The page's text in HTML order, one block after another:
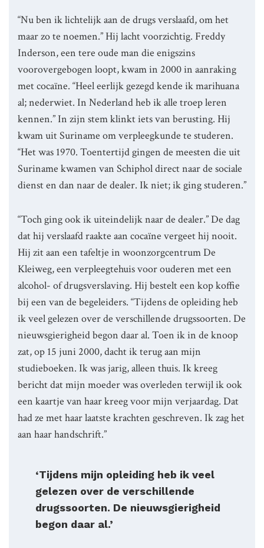
“Nu ben ik lichtelijk aan de drugs verslaafd, om het
maar zo te noemen.” Hij lacht voorzichtig. Freddy
Inderson, een tere oude man die enigszins
voorovergebogen loopt, kwam in 2000 in aanraking
met cocaïne. “Heel eerlijk gezegd kende ik marihuana
al; nederwiet. In Nederland heb ik alle troep leren
kennen.” In zijn stem klinkt iets van berusting. Hij
kwam uit Suriname om verpleegkunde te studeren.
“Het was 1970. Toentertijd gingen de meesten die uit
Suriname kwamen van Schiphol direct naar de sociale
dienst en dan naar de dealer. Ik niet; ik ging studeren.”
“Toch ging ook ik uiteindelijk naar de dealer.” De dag
dat hij verslaafd raakte aan cocaïne vergeet hij nooit.
Hij zit aan een tafeltje in woonzorgcentrum De
Kleiweg, een verpleegtehuis voor ouderen met een
alcohol- of drugsverslaving. Hij bestelt een kop koffie
bij een van de begeleiders. “Tijdens de opleiding heb
ik veel gelezen over de verschillende drugssoorten. De
nieuwsgierigheid begon daar al. Toen ik in de knoop
zat, op 15 juni 2000, dacht ik terug aan mijn
studieboeken. Ik was jarig, alleen thuis. Ik kreeg
bericht dat mijn moeder was overleden terwijl ik ook
een kaartje van haar kreeg voor mijn verjaardag. Dat
had ze met haar laatste krachten geschreven. Ik zag het
aan haar handschrift.”
‘Tijdens mijn opleiding heb ik veel
gelezen over de verschillende
drugssoorten. De nieuwsgierigheid
begon daar al.’